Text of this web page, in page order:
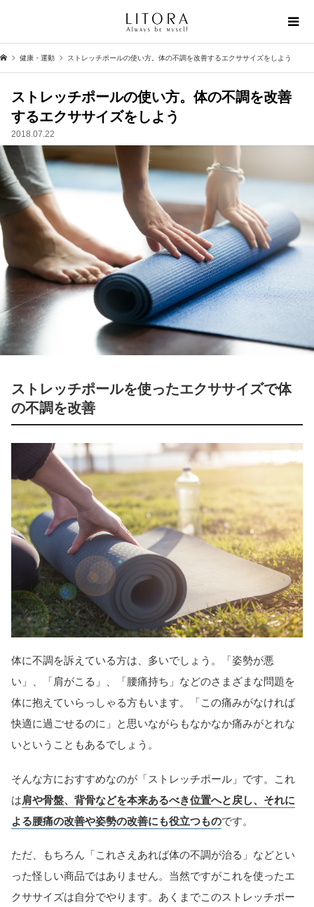
健康・運動 ストレッチポールの使い方。体の不調を改善するエクササイズをしよう
ストレッチポールの使い方。体の不調を改善
するエクササイズをしよう
2018.07.22
ストレッチポールを使ったエクササイズで体
の不調を改善
体に不調を訴えている方は、多いでしょう。「姿勢が悪
い」、「肩がこる」、「腰痛持ち」などのさまざまな問題を
体に抱えていらっしゃる方もいます。「この痛みがなければ
快適に過ごせるのに」と思いながらもなかなか痛みがとれな
いということもあるでしょう。
そんな方におすすめなのが「ストレッチポール」です。これ
は肩や骨盤、背骨などを本来あるべき位置へと戻し、それに
よる腰痛の改善や姿勢の改善にも役立つものです。
ただ、もちろん「これさえあれば体の不調が治る」などとい
った怪しい商品ではありません。当然ですがこれを使ったエ
クササイズは自分でやります。あくまでこのストレッチポー